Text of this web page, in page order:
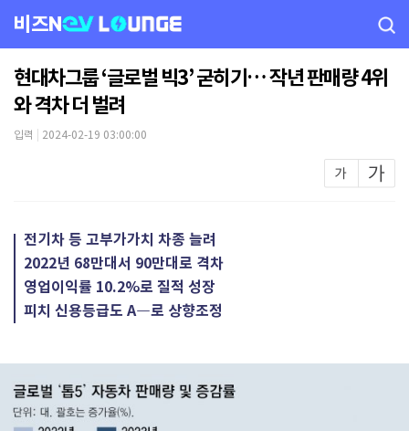
비즈N
현대차그룹 ‘글로벌 빅3’ 굳히기… 작년 판매량 4위
와 격차 더 벌려
입력 2024-02-19 03:00:00
전기차 등 고부가가치 차종 늘려
2022년 68만대서 90만대로 격차
영업이익률 10.2%로 질적 성장
피치 신용등급도 A―로 상향조정